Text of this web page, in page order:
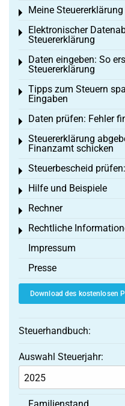
Meine Steuererklärung
Toggle menu
Elektronischer
Steuererklärung
Toggle menu
Daten eingeben: So
Steuererklärung
Toggle menu
Tipps zum Steuern
Eingaben
Toggle menu
Daten prüfen: Fehler
Toggle menu
Steuererklärung
Finanzamt schicken
Toggle menu
Steuerbescheid
Toggle menu
Hilfe und Beispiele
Toggle menu
Rechner
Toggle menu
Rechtliche
Toggle menu
Impressum
Presse
Download des kostenlosen
Steuerhandbuch:
Auswahl Steuerjahr: